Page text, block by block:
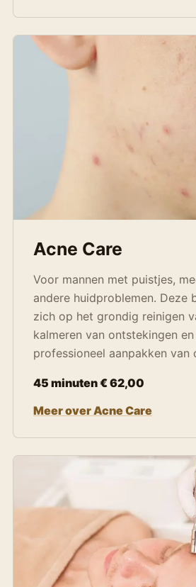
Acne Care
Voor mannen met puistjes,
andere huidproblemen. Deze
zich op het grondig reinigen
kalmeren van ontstekingen
professioneel aanpakken van
45 minuten € 62,00
Meer over Acne Care